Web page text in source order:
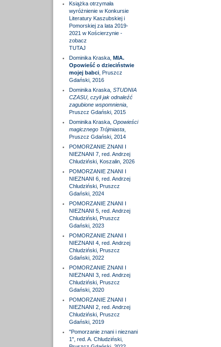
Książka otrzymała
wyróżnienie w Konkursie
Literatury Kaszubskiej i
Pomorskiej za lata 2019-
2021 w Kościerzynie -
zobacz
TUTAJ
Dominika Kraska, MIA.
Opowieść o dzieciństwie
mojej babci, Pruszcz
Gdański, 2016
Dominika Kraska, STUDNIA
CZASU, czyli jak odnaleźć
zagubione wspomnienia,
Pruszcz Gdański, 2015
Dominika Kraska, Opowieści
magicznego Trójmiasta,
Pruszcz Gdański, 2014
POMORZANIE ZNANI I
NIEZNANI 7, red. Andrzej
Chludziński, Koszalin, 2026
POMORZANIE ZNANI I
NIEZNANI 6, red. Andrzej
Chludziński, Pruszcz
Gdański, 2024
POMORZANIE ZNANI I
NIEZNANI 5, red. Andrzej
Chludziński, Pruszcz
Gdański, 2023
POMORZANIE ZNANI I
NIEZNANI 4, red. Andrzej
Chludziński, Pruszcz
Gdański, 2022
POMORZANIE ZNANI I
NIEZNANI 3, red. Andrzej
Chludziński, Pruszcz
Gdański, 2020
POMORZANIE ZNANI I
NIEZNANI 2, red. Andrzej
Chludziński, Pruszcz
Gdański, 2019
"Pomorzanie znani i nieznani
1", red. A. Chludziński,